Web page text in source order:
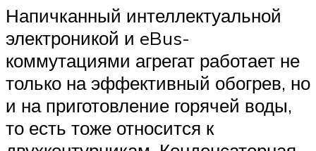
Напичканный интеллектуальной
электроникой и eBus-
коммутациями агрегат работает не
только на эффективный обогрев, но
и на приготовление горячей воды,
то есть тоже относится к